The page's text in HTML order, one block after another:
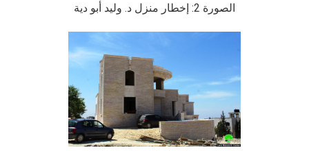
الصورة 2: إخطار منزل د. وليد أبو دية